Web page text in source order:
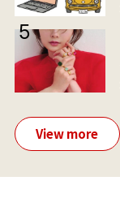
View more